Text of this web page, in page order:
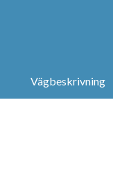
Vägbeskrivning